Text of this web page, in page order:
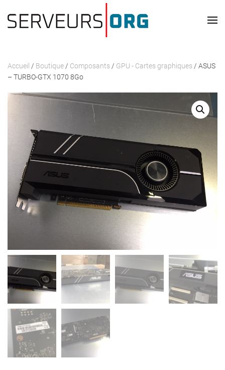
Passer au contenu principal
Accueil / Boutique / Composants / GPU - Cartes graphiques / ASUS
– TURBO-GTX 1070 8Go